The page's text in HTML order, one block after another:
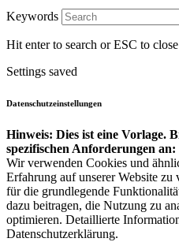
Keywords
Hit enter to search or ESC to close
Settings saved
Datenschutzeinstellungen
Hinweis: Dies ist eine Vorlage.
spezifischen Anforderungen an:
Wir verwenden Cookies und
Erfahrung auf unserer Website zu
für die grundlegende
dazu beitragen, die Nutzung zu
optimieren. Detaillierte
Datenschutzerklärung.